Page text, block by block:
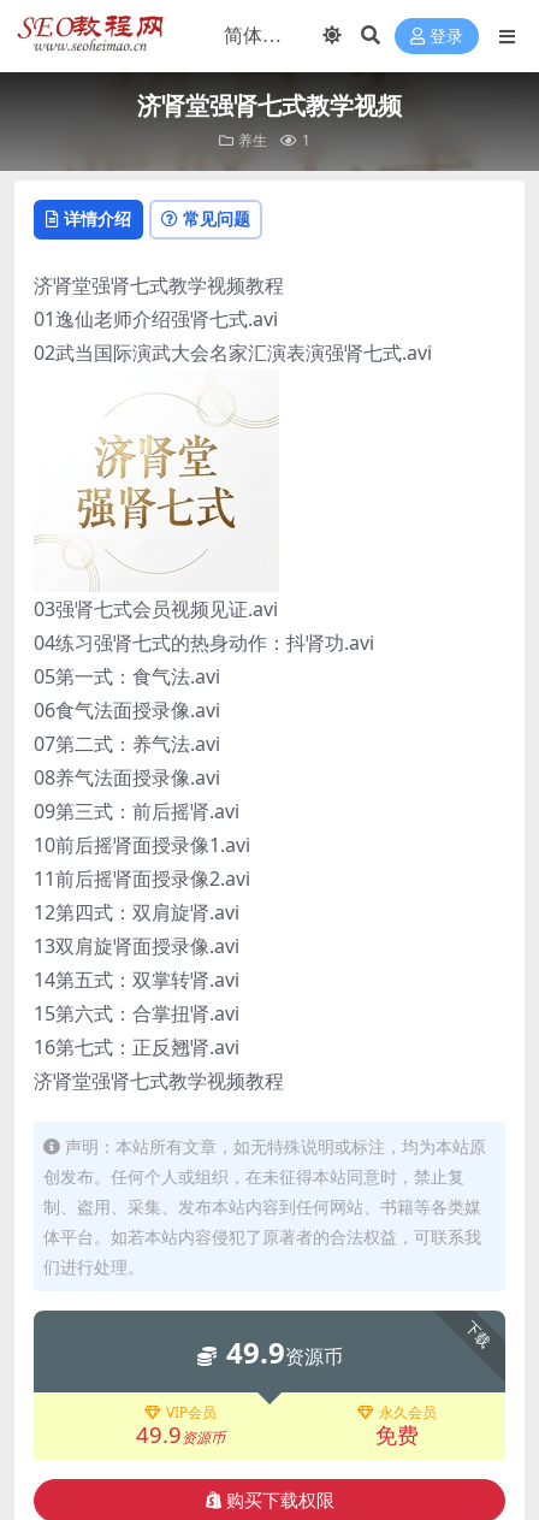
登录
济肾堂强肾七式教学视频
养生 1
详情介绍 常见问题
济肾堂强肾七式教学视频教程
01逸仙老师介绍强肾七式.avi
02武当国际演武大会名家汇演表演强肾七式.avi
03强肾七式会员视频见证.avi
04练习强肾七式的热身动作：抖肾功.avi
05第一式：食气法.avi
06食气法面授录像.avi
07第二式：养气法.avi
08养气法面授录像.avi
09第三式：前后摇肾.avi
10前后摇肾面授录像1.avi
11前后摇肾面授录像2.avi
12第四式：双肩旋肾.avi
13双肩旋肾面授录像.avi
14第五式：双掌转肾.avi
15第六式：合掌扭肾.avi
16第七式：正反翘肾.avi
济肾堂强肾七式教学视频教程
声明：本站所有文章，如无特殊说明或标注，均为本站原
创发布。任何个人或组织，在未征得本站同意时，禁止复
制、盗用、采集、发布本站内容到任何网站、书籍等各类媒
体平台。如若本站内容侵犯了原著者的合法权益，可联系我
们进行处理。
下载
49.9资源币
VIP会员
49.9资源币
永久会员
免费
购买下载权限